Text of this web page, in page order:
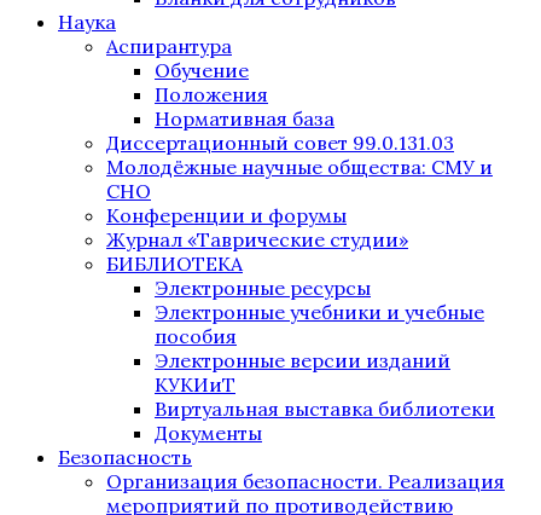
Наука
Аспирантура
Обучение
Положения
Нормативная база
Диссертационный совет 99.0.131.03
Молодёжные научные общества: СМУ и
СНО
Конференции и форумы
Журнал «Таврические студии»
БИБЛИОТЕКА
Электронные ресурсы
Электронные учебники и учебные
пособия
Электронные версии изданий
КУКИиТ
Виртуальная выставка библиотеки
Документы
Безопасность
Организация безопасности. Реализация
мероприятий по противодействию